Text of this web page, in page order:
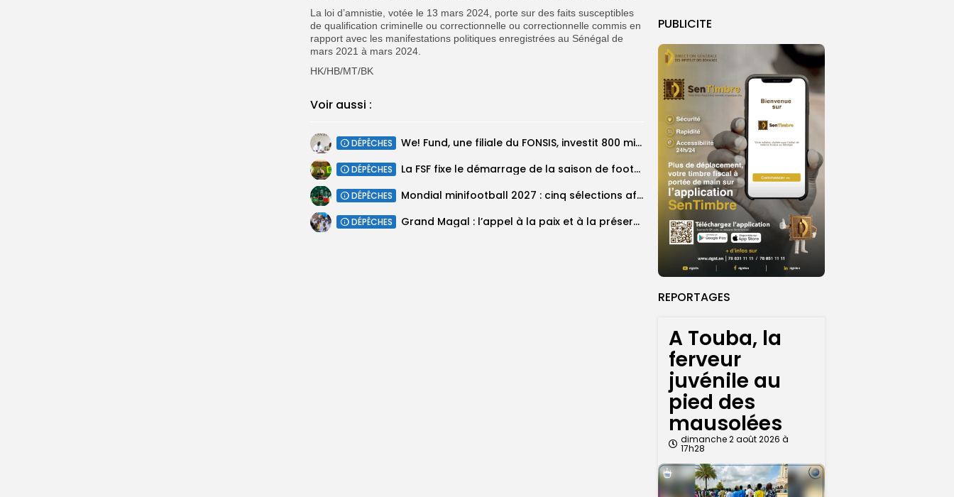
PUBLICITE
REPORTAGES
A Touba, la
ferveur
juvénile au
pied des
mausolées
dimanche 2 août 2026 à
17h28
La loi d’amnistie, votée le 13 mars 2024, porte sur des faits susceptibles
de qualification criminelle ou correctionnelle ou correctionnelle commis en
rapport avec les manifestations politiques enregistrées au Sénégal de
mars 2021 à mars 2024.
HK/HB/MT/BK
Voir aussi :
DÉPÊCHES We! Fund, une filiale du FONSIS, investit 800 millions de francs CFA...
DÉPÊCHES ‎La FSF fixe le démarrage de la saison de football au 30...
DÉPÊCHES ‎Mondial minifootball 2027 : cinq sélections africaines déjà qualifiées, trois billets encore...
DÉPÊCHES Grand Magal : l’appel à la paix et à la préservation de...